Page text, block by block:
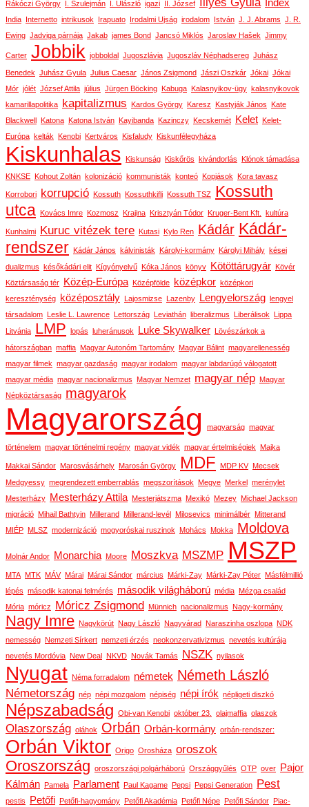
Rákóczi György I. Szulejmán I. Ulászló igazi II. József Index
India Internetto intrikusok Irapuato Irodalmi Ujság irodalom István J. J. Abrams J. R.
Ewing Jadviga párnája Jakab james Bond Jancsó Miklós Jaroslav Hašek Jimmy
Carter Jobbik jobboldal Jugoszlávia Jugoszláv Néphadsereg Juhász
Benedek Juhász Gyula Julius Caesar János Zsigmond Jászi Oszkár Jókai Jókai
Mór jólét József Attila július Jürgen Böcking Kabuga Kalasnyikov-ügy kalasnyikovok
kamarillapolitika kapitalizmus Kardos György Karesz Kastyják János
Kate
Blackwell
Katona Katona István Kayibanda Kazinczy Kecskemét Kelet
Kelet-
Európa kelták Kenobi Kertváros Kisfaludy Kiskunfélegyháza
Kiskunhalas Kiskunság Kiskőrös kivándorlás Klónok támadása
KNKSE Kohout Zoltán kolonizáció kommunisták konteó Kopjások Kora tavasz
Korrobori korrupció Kossuth Kossuthkifli Kossuth TSZ Kossuth
utca
Kovács Imre Kozmosz Krajina Krisztyán Tódor Kruger-Bent Kft. kultúra
Kunhalmi Kuruc vitézek tere Kutasi Kylo Ren Kádár Kádár-
rendszer
Kádár János kálvinisták Károlyi-kormány Károlyi Mihály kései
dualizmus
későkádári elit Kígyónyelvű Kóka János könyv Kötöttárugyár
Kövér
Köztársaság tér
Közép-Európa Középfölde középkor középkori
kereszténység
középosztály Lajosmizse Lazenby Lengyelország
lengyel
társadalom
Leslie L. Lawrence Lettország Leviathán liberalizmus Liberálisok
Lippa
Litvánia LMP lopás luheránusok Luke Skywalker
Lövészárkok a
hátországban maffia Magyar Autonóm Tartomány Magyar Bálint magyarellenesség
magyar filmek magyar gazdaság magyar irodalom magyar labdarúgó válogatott
magyar média magyar nacionalizmus Magyar Nemzet magyar nép Magyar
Népköztársaság magyarok
Magyarország magyarság magyar
történelem magyar történelmi regény magyar vidék magyar értelmiségiek Majka
Makkai Sándor Marosvásárhely Marosán György MDF MDP KV Mecsek
Medgyessy megrendezett emberrablás megszorítások Megye Merkel
merénylet
Mesterházy
Mesterházy Attila Mesterjátszma Mexikó Mezey Michael Jackson
migráció Mihail Bathtyin Millerand Millerand-levél Milosevics minimálbér Mitterand
MIÉP MLSZ modernizáció mogyoróskai ruszinok Mohács Mokka Moldova
Molnár Andor Monarchia Moore Moszkva MSZMP MSZP
MTA MTK MÁV Márai Márai Sándor március Márki-Zay Márki-Zay Péter Másfélmillió
lépés második katonai felmérés második világháború média Mézga család
Mória móricz Móricz Zsigmond Münnich nacionalizmus Nagy-kormány
Nagy Imre Nagykörút Nagy László Nagyvárad Naraszinha oszlopa NDK
nemesség Nemzeti Sírkert nemzeti érzés neokonzervativizmus nevetés kultúrája
nevetés Mordóvia New Deal NKVD Novák Tamás NSZK nyilasok
Nyugat Néma forradalom németek Németh László
Németország nép népi mozgalom népiség népi írók népligeti diszkó
Népszabadság Obi-van Kenobi október 23. olajmaffia olaszok
Olaszország oláhok Orbán Orbán-kormány orbán-rendszer:
Orbán Viktor Origo Orosháza oroszok
Oroszország oroszországi polgárháború Országgyűlés OTP over
Pajor
Kálmán
Pamela Parlament Paul Kagame Pepsi Pepsi Generation Pest
pestis Petőfi Petőfi-hagyomány Petőfi Akadémia Petőfi Népe Petőfi Sándor
Piac-